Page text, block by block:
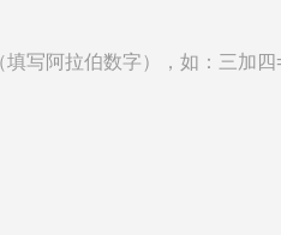
填写阿拉伯数字），如：三加四